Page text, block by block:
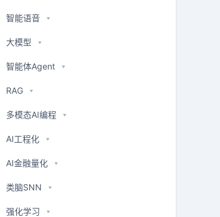
智能语音
大模型
智能体Agent
RAG
多模态AI编程
AI工程化
AI金融量化
类脑SNN
强化学习